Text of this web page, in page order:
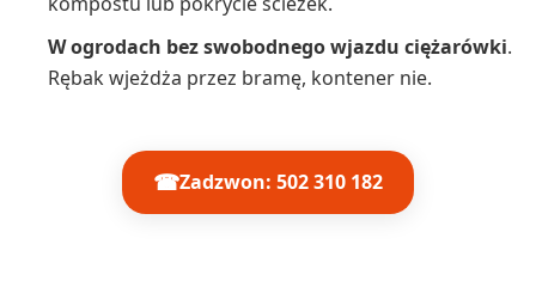
W ogrodach bez swobodnego wjazdu ciężarówki.
Rębak wjeżdża przez bramę, kontener nie.
☎Zadzwon: 502 310 182